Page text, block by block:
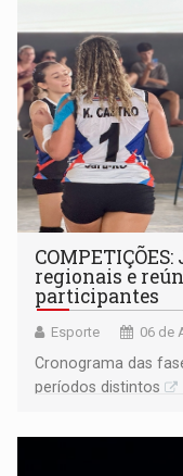
regionais e
participantes
Esporte 06 de
Cronograma das
períodos distintos